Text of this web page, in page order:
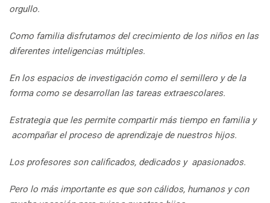
orgullo.
Como familia disfrutamos del crecimiento de los niños en las
diferentes inteligencias múltiples.
En los espacios de investigación como el semillero y de la
forma como se desarrollan las tareas extraescolares.
Estrategia que les permite compartir más tiempo en familia y
acompañar el proceso de aprendizaje de nuestros hijos.
Los profesores son calificados, dedicados y apasionados.
Pero lo más importante es que son cálidos, humanos y con